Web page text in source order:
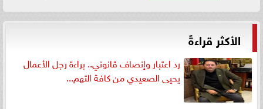
الأكثر قراءةً
رد اعتبار وإنصاف قانوني.. براءة رجل الأعمال
يحيى الصعيدي من كافة التهم...